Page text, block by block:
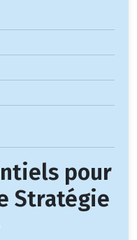
pour
Stratégie